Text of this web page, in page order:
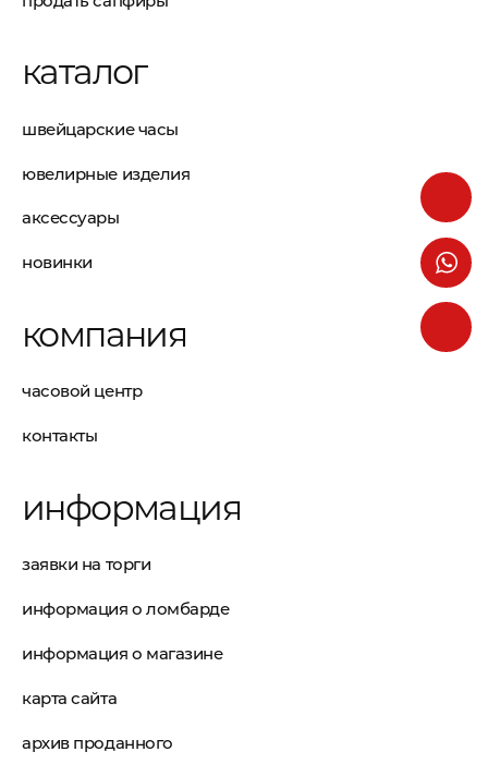
каталог
швейцарские часы
ювелирные изделия
аксессуары
новинки
компания
часовой центр
контакты
информация
заявки на торги
информация о ломбарде
информация о магазине
карта сайта
архив проданного